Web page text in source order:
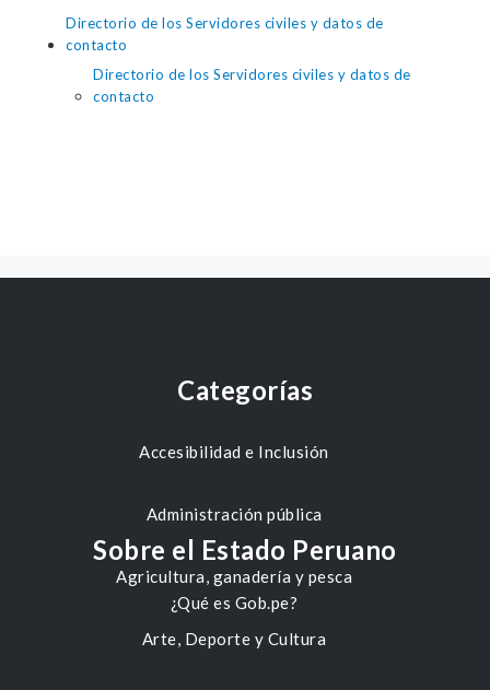
Directorio de los Servidores civiles y datos de
contacto
Directorio de los Servidores civiles y datos de
contacto
Categorías
Accesibilidad e Inclusión
Administración pública
Agricultura, ganadería y pesca
Arte, Deporte y Cultura
Sobre el Estado Peruano
¿Qué es Gob.pe?